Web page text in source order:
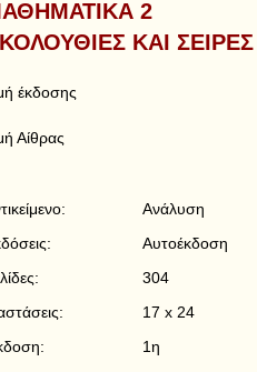
2
ΚΑΙ ΣΕΙΡΕΣ
έκδοσης
Αίθρας
Ανάλυση
Αυτοέκδοση
304
17 x 24
1η